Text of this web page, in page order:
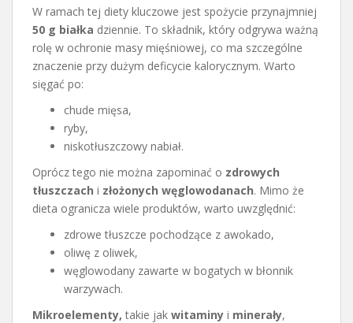
W ramach tej diety kluczowe jest spożycie przynajmniej
50 g białka dziennie. To składnik, który odgrywa ważną
rolę w ochronie masy mięśniowej, co ma szczególne
znaczenie przy dużym deficycie kalorycznym. Warto
sięgać po:
chude mięsa,
ryby,
niskotłuszczowy nabiał.
Oprócz tego nie można zapominać o zdrowych
tłuszczach i złożonych węglowodanach. Mimo że
dieta ogranicza wiele produktów, warto uwzględnić:
zdrowe tłuszcze pochodzące z awokado,
oliwę z oliwek,
węglowodany zawarte w bogatych w błonnik
warzywach.
Mikroelementy, takie jak witaminy i minerały,